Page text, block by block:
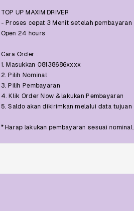
TOP UP MAXIM DRIVER
- Proses cepat 3 Menit setelah pembayaran
Open 24 hours
Cara Order :
1. Masukkan 08138686xxxx
2. Pilih Nominal
3. Pilih Pembayaran
4. Klik Order Now & lakukan Pembayaran
5. Saldo akan dikirimkan melalui data tujuan
* Harap lakukan pembayaran sesuai nominal.